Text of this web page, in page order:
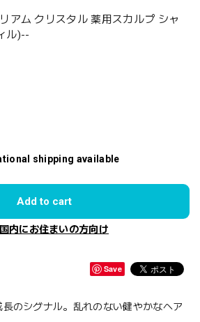
アム クリスタル 薬用スカルプ シャ
ル)--
shipping available
Add to cart
内にお住まいの方向け
Save
のシグナル。乱れのない健やかなヘア